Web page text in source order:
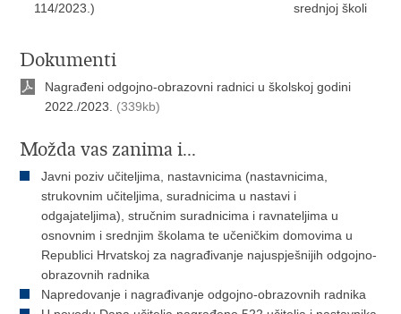
114/2023.)
srednjoj školi
Dokumenti
Nagrađeni odgojno-obrazovni radnici u školskoj godini
2022./2023.
(339kb)
Možda vas zanima i...
Javni poziv učiteljima, nastavnicima (nastavnicima,
strukovnim učiteljima, suradnicima u nastavi i
odgajateljima), stručnim suradnicima i ravnateljima u
osnovnim i srednjim školama te učeničkim domovima u
Republici Hrvatskoj za nagrađivanje najuspješnijih odgojno-
obrazovnih radnika
Napredovanje i nagrađivanje odgojno-obrazovnih radnika